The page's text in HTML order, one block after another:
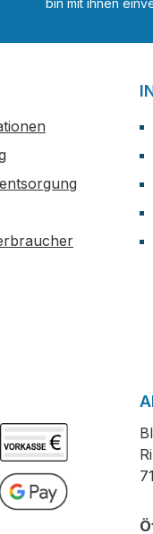
bin mit ihnen
Vorkasse